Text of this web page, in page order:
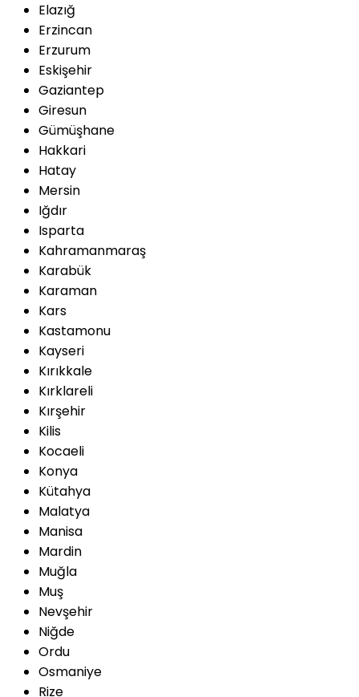
Elazığ
Erzincan
Erzurum
Eskişehir
Gaziantep
Giresun
Gümüşhane
Hakkari
Hatay
Mersin
Iğdır
Isparta
Kahramanmaraş
Karabük
Karaman
Kars
Kastamonu
Kayseri
Kırıkkale
Kırklareli
Kırşehir
Kilis
Kocaeli
Konya
Kütahya
Malatya
Manisa
Mardin
Muğla
Muş
Nevşehir
Niğde
Ordu
Osmaniye
Rize